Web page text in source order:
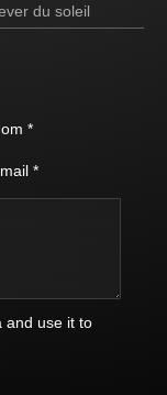
du soleil
*
*
and use it to